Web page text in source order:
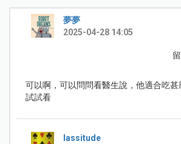
夢夢
2025-04-28 14:05
可以啊，可以問問看醫生說，他適合吃
試試看
lassitude